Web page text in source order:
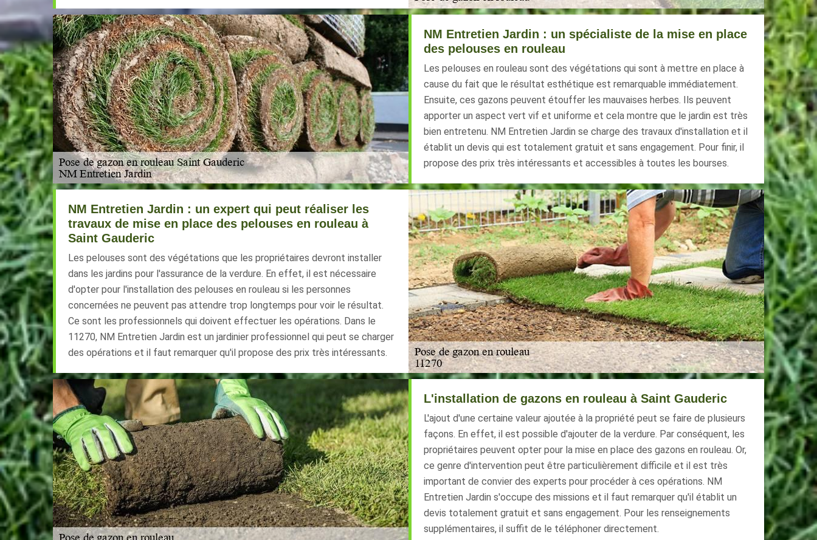
NM Entretien Jardin : un spécialiste de la mise en place
des pelouses en rouleau
Les pelouses en rouleau sont des végétations qui sont à mettre en place à
cause du fait que le résultat esthétique est remarquable immédiatement.
Ensuite, ces gazons peuvent étouffer les mauvaises herbes. Ils peuvent
apporter un aspect vert vif et uniforme et cela montre que le jardin est très
bien entretenu. NM Entretien Jardin se charge des travaux d'installation et il
établit un devis qui est totalement gratuit et sans engagement. Pour finir, il
propose des prix très intéressants et accessibles à toutes les bourses.
NM Entretien Jardin : un expert qui peut réaliser les
travaux de mise en place des pelouses en rouleau à
Saint Gauderic
Les pelouses sont des végétations que les propriétaires devront installer
dans les jardins pour l'assurance de la verdure. En effet, il est nécessaire
d'opter pour l'installation des pelouses en rouleau si les personnes
concernées ne peuvent pas attendre trop longtemps pour voir le résultat.
Ce sont les professionnels qui doivent effectuer les opérations. Dans le
11270, NM Entretien Jardin est un jardinier professionnel qui peut se charger
des opérations et il faut remarquer qu'il propose des prix très intéressants.
L'installation de gazons en rouleau à Saint Gauderic
L'ajout d'une certaine valeur ajoutée à la propriété peut se faire de plusieurs
façons. En effet, il est possible d'ajouter de la verdure. Par conséquent, les
propriétaires peuvent opter pour la mise en place des gazons en rouleau. Or,
ce genre d'intervention peut être particulièrement difficile et il est très
important de convier des experts pour procéder à ces opérations. NM
Entretien Jardin s'occupe des missions et il faut remarquer qu'il établit un
devis totalement gratuit et sans engagement. Pour les renseignements
supplémentaires, il suffit de le téléphoner directement.